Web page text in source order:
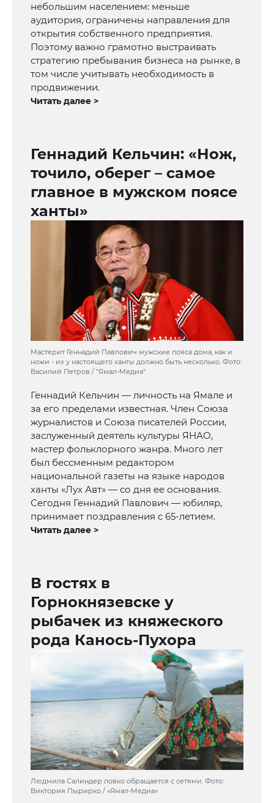
небольшим населением: меньше
аудитория, ограничены направления для
открытия собственного предприятия.
Поэтому важно грамотно выстраивать
стратегию пребывания бизнеса на рынке, в
том числе учитывать необходимость в
продвижении.
Читать далее >
Геннадий Кельчин: «Нож,
точило, оберег – самое
главное в мужском поясе
ханты»
Мастерит Геннадий Павлович мужские пояса дома, как и
ножи - их у настоящего ханты должно быть несколько. Фото:
Василий Петров / "Ямал-Медиа"
Геннадий Кельчин — личность на Ямале и
за его пределами известная. Член Союза
журналистов и Союза писателей России,
заслуженный деятель культуры ЯНАО,
мастер фольклорного жанра. Много лет
был бессменным редактором
национальной газеты на языке народов
ханты «Лух Авт» — со дня ее основания.
Сегодня Геннадий Павлович — юбиляр,
принимает поздравления с 65-летием.
Читать далее >
В гостях в
Горнокнязевске у
рыбачек из княжеского
рода Канось-Пухора
Людмила Салиндер ловко обращается с сетями. Фото:
Виктория Пырирко / «Ямал-Медиа»